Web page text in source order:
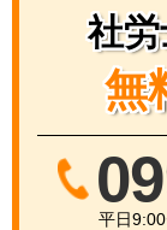
社
無
平日